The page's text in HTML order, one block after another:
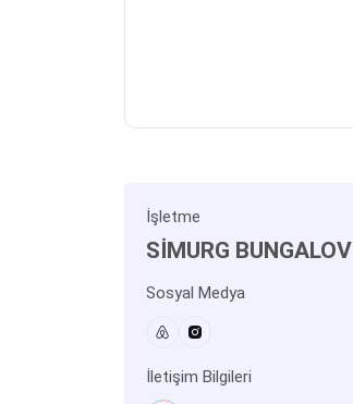
İşletme
SİMURG BUNGALOV
Sosyal Medya
İletişim Bilgileri